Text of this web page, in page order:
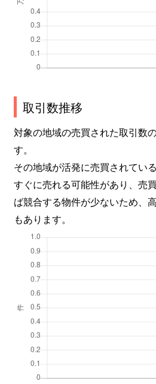
取引数推移
対象の地域の売買された取引数
す。
その地域が活発に売買されてい
すぐに売れる可能性があり、売
ば競合する物件が少ないため、
もあります。